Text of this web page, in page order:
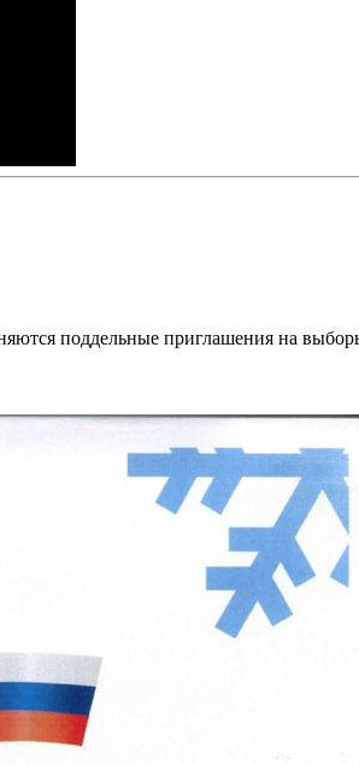
поддельные приглашения на